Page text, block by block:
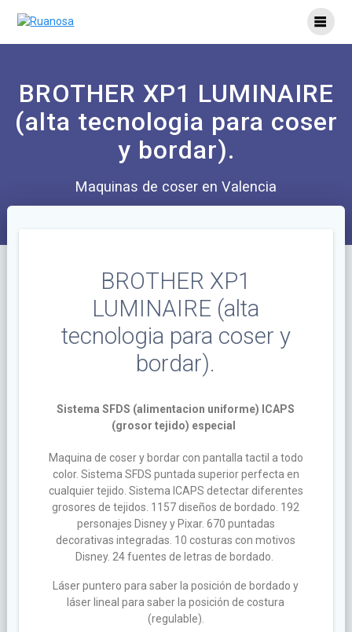
BROTHER XP1 LUMINAIRE
(alta tecnologia para coser
y bordar).
Maquinas de coser en Valencia
BROTHER XP1
LUMINAIRE (alta
tecnologia para coser y
bordar).
Sistema SFDS (alimentacion uniforme) ICAPS
(grosor tejido) especial
Maquina de coser y bordar con pantalla tactil a todo
color. Sistema SFDS puntada superior perfecta en
cualquier tejido. Sistema ICAPS detectar diferentes
grosores de tejidos. 1157 diseños de bordado. 192
personajes Disney y Pixar. 670 puntadas
decorativas integradas. 10 costuras con motivos
Disney. 24 fuentes de letras de bordado.
Láser puntero para saber la posición de bordado y
láser lineal para saber la posición de costura
(regulable).